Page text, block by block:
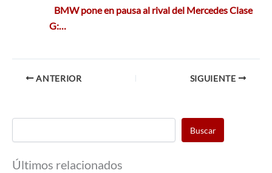
BMW pone en pausa al rival del Mercedes Clase
G:…
ANTERIOR SIGUIENTE
Buscar
Últimos relacionados